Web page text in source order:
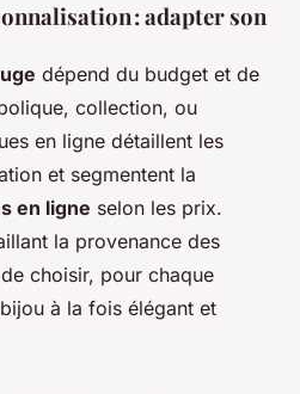
: adapter son
dépend du budget et de
collection, ou
en ligne détaillent les
et segmentent la
en ligne selon les prix.
la provenance des
choisir, pour chaque
à la fois élégant et